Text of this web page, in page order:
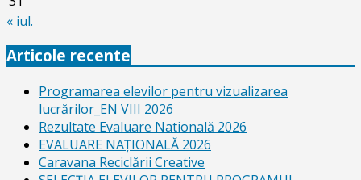
« iul.
Articole recente
Programarea elevilor pentru vizualizarea
lucrărilor_EN VIII 2026
Rezultate Evaluare Natională 2026
EVALUARE NAŢIONALĂ 2026
Caravana Reciclării Creative